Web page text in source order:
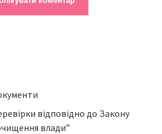
відповідно до Закону
влади”